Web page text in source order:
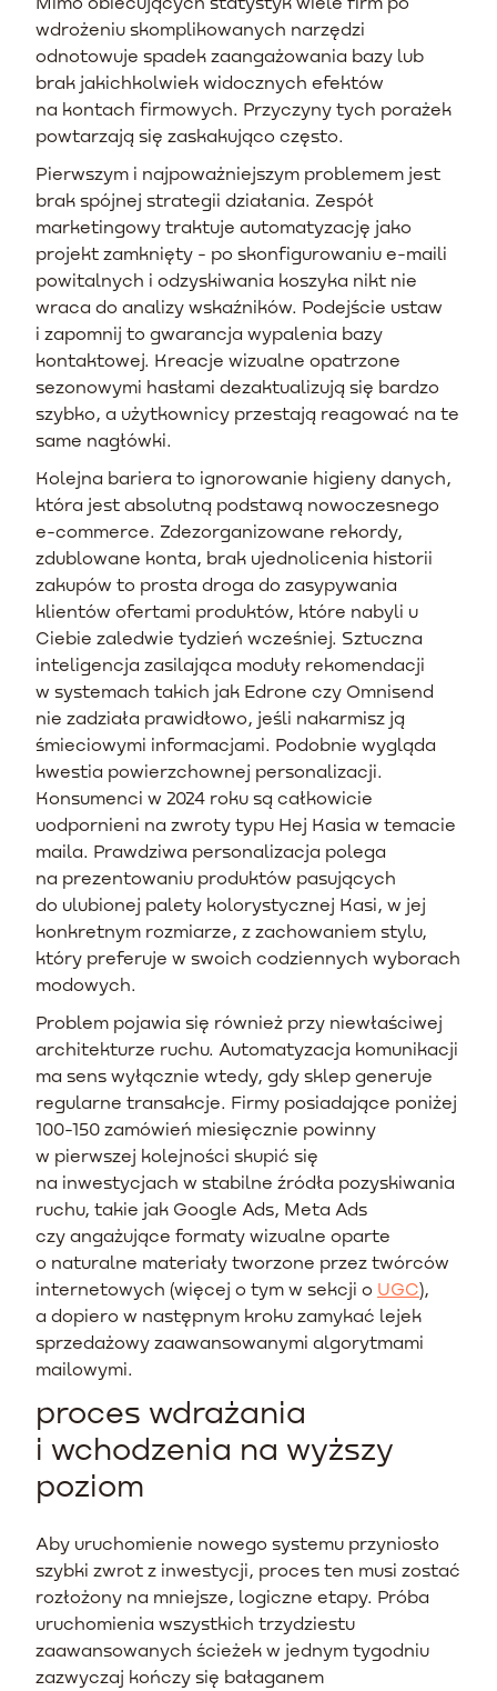
wdrożeniu skomplikowanych narzędzi
odnotowuje spadek zaangażowania bazy lub
brak jakichkolwiek widocznych efektów
na kontach firmowych. Przyczyny tych porażek
powtarzają się zaskakująco często.
Pierwszym i najpoważniejszym problemem jest
brak spójnej strategii działania. Zespół
marketingowy traktuje automatyzację jako
projekt zamknięty - po skonfigurowaniu e-maili
powitalnych i odzyskiwania koszyka nikt nie
wraca do analizy wskaźników. Podejście ustaw
i zapomnij to gwarancja wypalenia bazy
kontaktowej. Kreacje wizualne opatrzone
sezonowymi hasłami dezaktualizują się bardzo
szybko, a użytkownicy przestają reagować na te
same nagłówki.
Kolejna bariera to ignorowanie higieny danych,
która jest absolutną podstawą nowoczesnego
e-commerce. Zdezorganizowane rekordy,
zdublowane konta, brak ujednolicenia historii
zakupów to prosta droga do zasypywania
klientów ofertami produktów, które nabyli u
Ciebie zaledwie tydzień wcześniej. Sztuczna
inteligencja zasilająca moduły rekomendacji
w systemach takich jak Edrone czy Omnisend
nie zadziała prawidłowo, jeśli nakarmisz ją
śmieciowymi informacjami. Podobnie wygląda
kwestia powierzchownej personalizacji.
Konsumenci w 2024 roku są całkowicie
uodpornieni na zwroty typu Hej Kasia w temacie
maila. Prawdziwa personalizacja polega
na prezentowaniu produktów pasujących
do ulubionej palety kolorystycznej Kasi, w jej
konkretnym rozmiarze, z zachowaniem stylu,
który preferuje w swoich codziennych wyborach
modowych.
Problem pojawia się również przy niewłaściwej
architekturze ruchu. Automatyzacja komunikacji
ma sens wyłącznie wtedy, gdy sklep generuje
regularne transakcje. Firmy posiadające poniżej
100-150 zamówień miesięcznie powinny
w pierwszej kolejności skupić się
na inwestycjach w stabilne źródła pozyskiwania
ruchu, takie jak Google Ads, Meta Ads
czy angażujące formaty wizualne oparte
o naturalne materiały tworzone przez twórców
internetowych (więcej o tym w sekcji o UGC),
a dopiero w następnym kroku zamykać lejek
sprzedażowy zaawansowanymi algorytmami
mailowymi.
proces wdrażania
i wchodzenia na wyższy
poziom
Aby uruchomienie nowego systemu przyniosło
szybki zwrot z inwestycji, proces ten musi zostać
rozłożony na mniejsze, logiczne etapy. Próba
uruchomienia wszystkich trzydziestu
zaawansowanych ścieżek w jednym tygodniu
zazwyczaj kończy się bałaganem